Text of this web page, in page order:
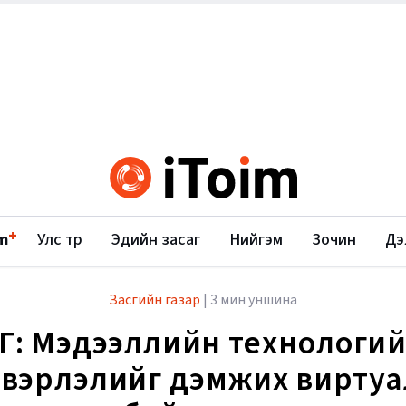
+ Улс төр Эдийн засаг Нийгэм Зочин
Засгийн газар | 3 мин уншина
Мэдээллийн
дэмжих